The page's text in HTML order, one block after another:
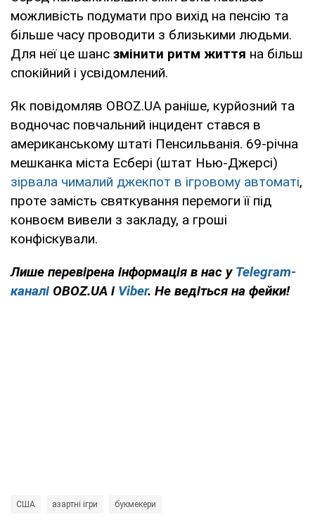
можливість подумати про вихід на пенсію та
більше часу проводити з близькими людьми.
Для неї це шанс змінити ритм життя на більш
спокійний і усвідомлений.
Як повідомляв OBOZ.UA раніше, курйозний та
водночас повчальний інцидент стався в
американському штаті Пенсильванія. 69-річна
мешканка міста Есбері (штат Нью-Джерсі)
зірвала чималий джекпот в ігровому автоматі,
проте замість святкування перемоги її під
конвоєм вивели з закладу, а гроші
конфіскували.
Лише перевірена інформація в нас у Telegram-
каналі OBOZ.UA і Viber. Не ведіться на фейки!
США азартні ігри букмекери